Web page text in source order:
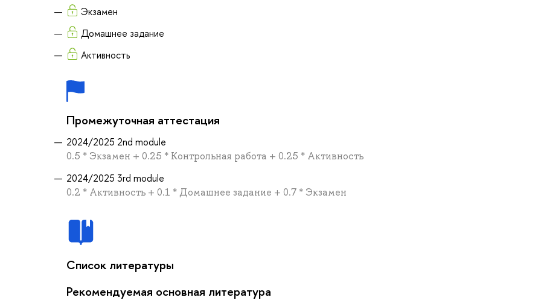
Экзамен
Домашнее задание
Активность
Промежуточная аттестация
2024/2025 2nd module
0.5 * Экзамен + 0.25 * Контрольная работа + 0.25 * Активность
2024/2025 3rd module
0.2 * Активность + 0.1 * Домашнее задание + 0.7 * Экзамен
Список литературы
Рекомендуемая основная литература